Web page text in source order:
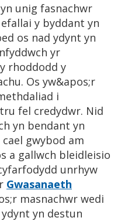
unig fasnachwr
y byddant yn
os nad ydynt yn
yr
rhoddodd y
Os yw&apos;r
i
fel credydwr. Nid
yn bendant yn
gwybod am
a gallwch bleidleisio
unrhyw
Gwasanaeth
masnachwr wedi
yn destun